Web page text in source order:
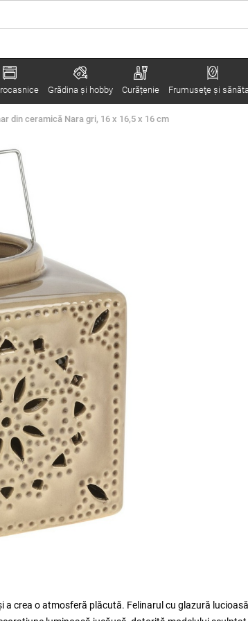
Grădina şi hobby Curățenie Frumuseţe şi
din ceramică Nara gri, 16 x 16,5 x 16 cm
crea o atmosferă plăcută. Felinarul cu glazură